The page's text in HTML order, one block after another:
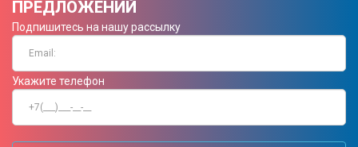
ПРЕДЛОЖЕНИЙ
Подпишитесь на нашу рассылку
Укажите телефон